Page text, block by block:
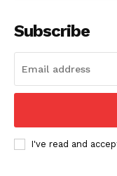
Subscribe
I've read and